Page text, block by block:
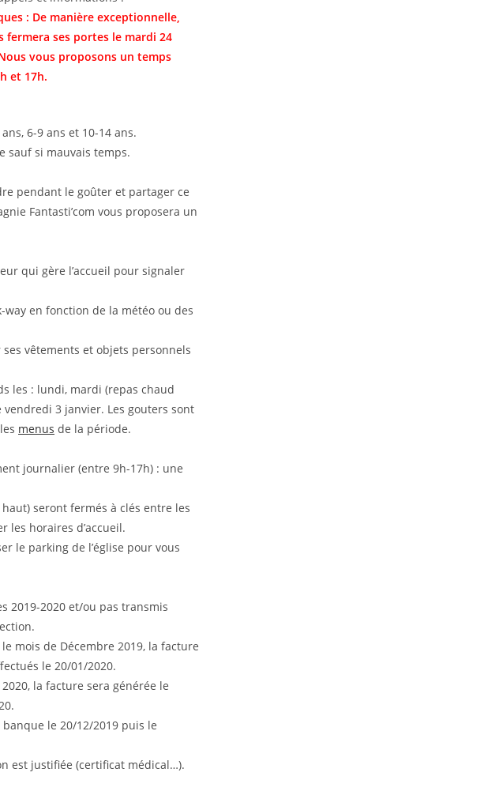
: De manière exceptionnelle,
fermera ses portes le mardi 24
vous proposons un temps
et 17h.
6-9 ans et 10-14 ans.
sauf si mauvais temps.
pendant le goûter et partager ce
Fantasti’com vous proposera un
qui gère l’accueil pour signaler
en fonction de la météo ou des
vêtements et objets personnels
les : lundi, mardi (repas chaud
3 janvier. Les gouters sont
menus de la période.
journalier (entre 9h-17h) : une
seront fermés à clés entre les
les horaires d’accueil.
le parking de l’église pour vous
2019-2020 et/ou pas transmis
mois de Décembre 2019, la facture
le 20/01/2020.
la facture sera générée le
le 20/12/2019 puis le
est justifiée (certificat médical…).